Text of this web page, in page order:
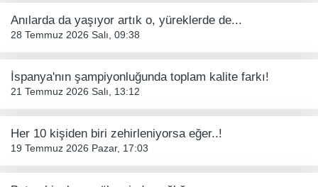
Anılarda da yaşıyor artık o, yüreklerde de...
28 Temmuz 2026 Salı, 09:38
İspanya'nın şampiyonluğunda toplam kalite farkı!
21 Temmuz 2026 Salı, 13:12
Her 10 kişiden biri zehirleniyorsa eğer..!
19 Temmuz 2026 Pazar, 17:03